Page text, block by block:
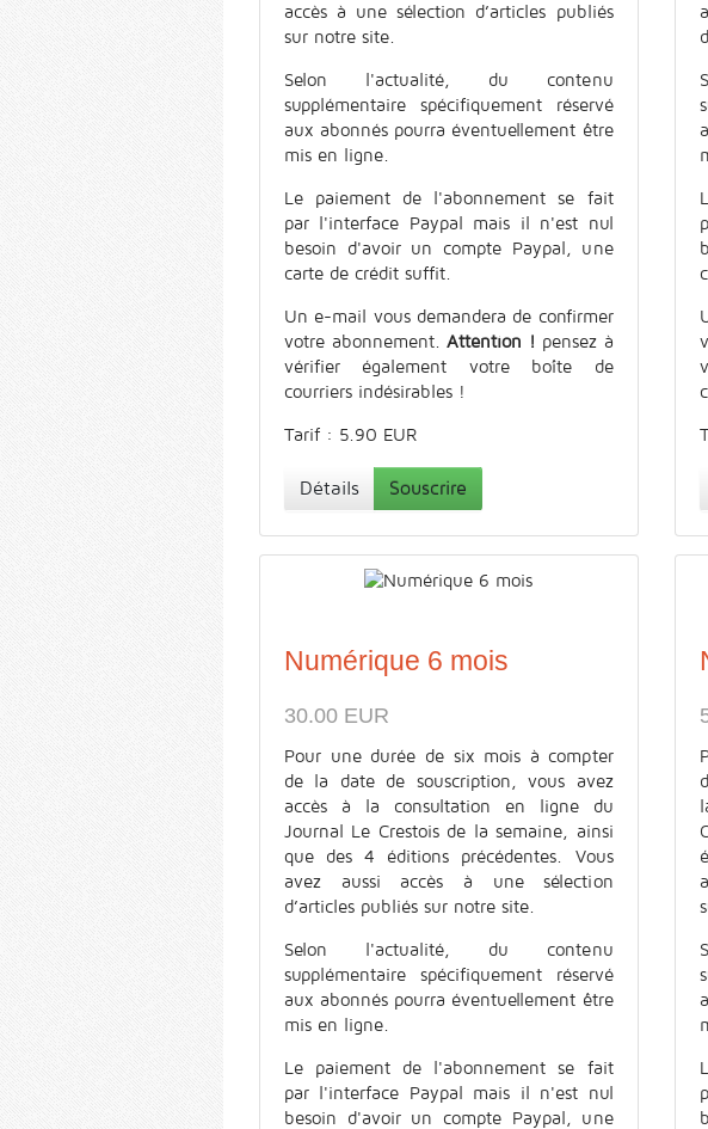
accès à une sélection d’articles publiés
sur notre site.
Selon l'actualité, du contenu
supplémentaire spécifiquement réservé
aux abonnés pourra éventuellement être
mis en ligne.
Le paiement de l'abonnement se fait
par l'interface Paypal mais il n'est nul
besoin d'avoir un compte Paypal, une
carte de crédit suffit.
Un e-mail vous demandera de confirmer
votre abonnement. Attention ! pensez à
vérifier également votre boîte de
courriers indésirables !
Tarif : 5.90 EUR
Détails Souscrire
Numérique 6 mois
30.00 EUR
Pour une durée de six mois à compter
de la date de souscription, vous avez
accès à la consultation en ligne du
Journal Le Crestois de la semaine, ainsi
que des 4 éditions précédentes. Vous
avez aussi accès à une sélection
d’articles publiés sur notre site.
Selon l'actualité, du contenu
supplémentaire spécifiquement réservé
aux abonnés pourra éventuellement être
mis en ligne.
Le paiement de l'abonnement se fait
par l'interface Paypal mais il n'est nul
besoin d'avoir un compte Paypal, une